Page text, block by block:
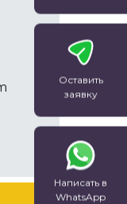
Оставить
заявку
Написать в
WhatsApp